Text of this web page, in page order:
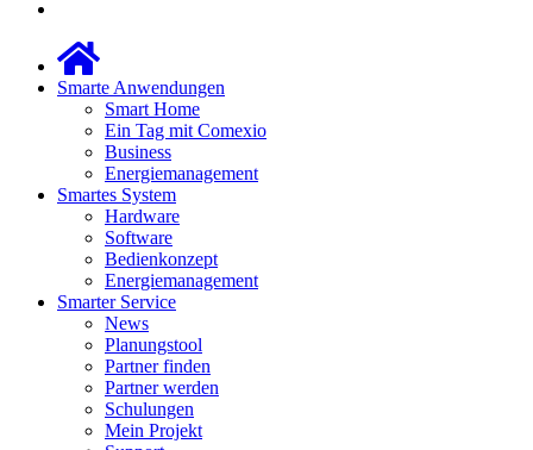
Smarte Anwendungen
Smart Home
Ein Tag mit Comexio
Business
Energiemanagement
Smartes System
Hardware
Software
Bedienkonzept
Energiemanagement
Smarter Service
News
Planungstool
Partner finden
Partner werden
Schulungen
Mein Projekt